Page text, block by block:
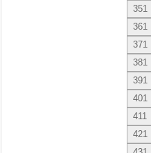
351
361
371
381
391
401
411
421